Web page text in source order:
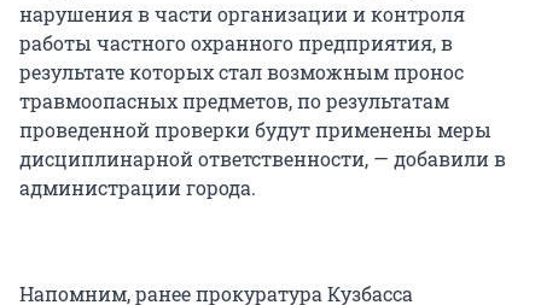
нарушения в части организации и контроля
работы частного охранного предприятия, в
результате которых стал возможным пронос
травмоопасных предметов, по результатам
проведенной проверки будут применены меры
дисциплинарной ответственности, — добавили в
администрации города.
Напомним, ранее прокуратура Кузбасса